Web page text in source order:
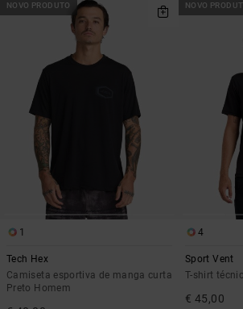
NOVO PRODUTO
1
Tech Hex
Camiseta esportiva de manga curta
Preto Homem
NOVO
4
Sport Vent
T-shirt
€ 45,00